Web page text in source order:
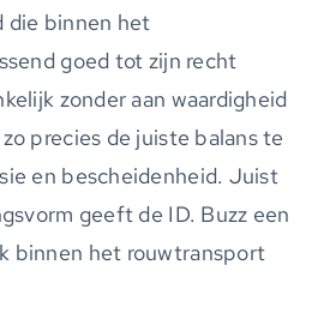
die binnen het
goed tot zijn recht
zonder aan waardigheid
precies de juiste balans te
en bescheidenheid. Juist
geeft de ID. Buzz een
binnen het rouwtransport